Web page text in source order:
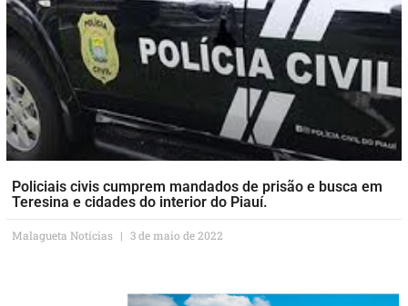
Policiais civis cumprem mandados de prisão e busca em
Teresina e cidades do interior do Piauí.
Malagueta Notícias 3 de maio de 2022